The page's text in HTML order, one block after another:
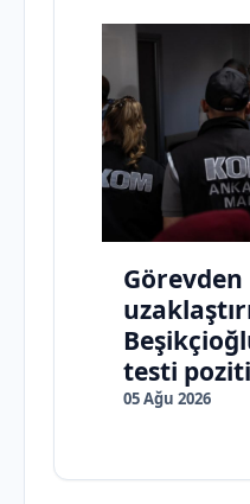
Görevden
testi
05 Ağu 2026